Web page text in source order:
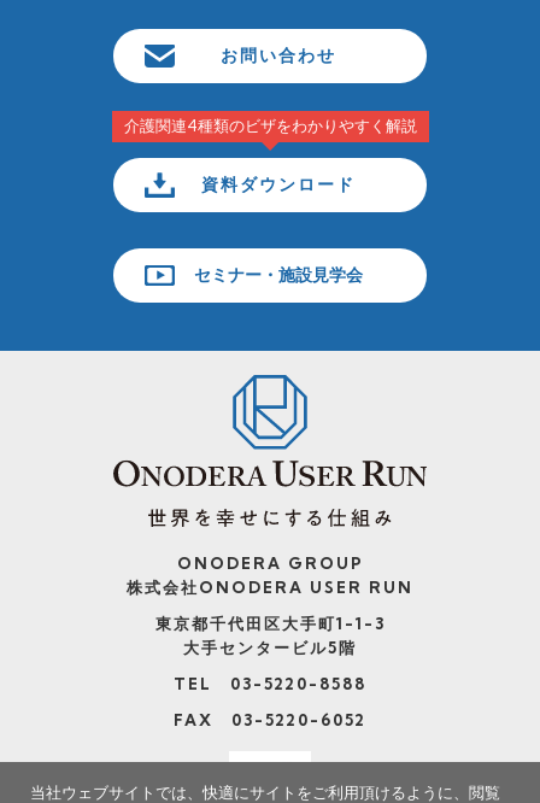
お問い合わせ
介護関連4種類のビザをわかりやすく解説
資料ダウンロード
セミナー・施設見学会
ONODERA GROUP
株式会社ONODERA USER RUN
東京都千代田区大手町1-1-3
大手センタービル5階
TEL 03-5220-8588
FAX 03-5220-6052
当社ウェブサイトでは、快適にサイトをご利用頂けるように、閲覧